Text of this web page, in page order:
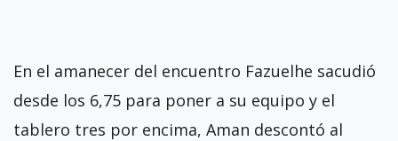
En el amanecer del encuentro Fazuelhe sacudió
desde los 6,75 para poner a su equipo y el
tablero tres por encima, Aman descontó al